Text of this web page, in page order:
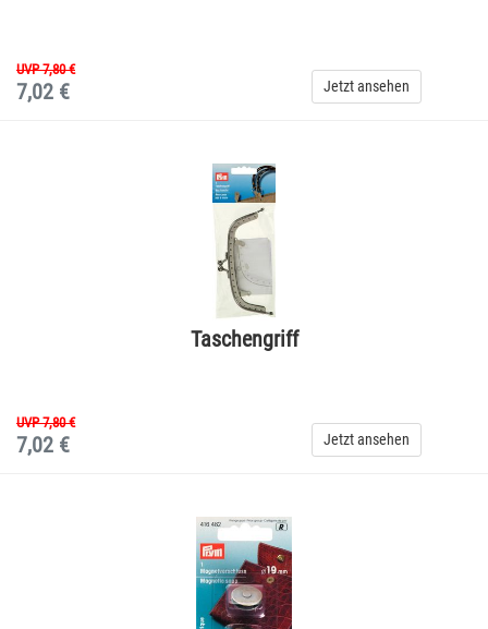
UVP 7,80 €
7,02 € Jetzt ansehen
Taschengriff
UVP 7,80 €
7,02 € Jetzt ansehen